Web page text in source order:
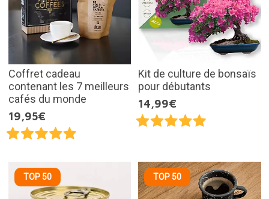
Coffret cadeau
contenant les 7 meilleurs
cafés du monde
19,95€
Kit de culture de bonsaïs
pour débutants
14,99€
TOP 50 TOP 50